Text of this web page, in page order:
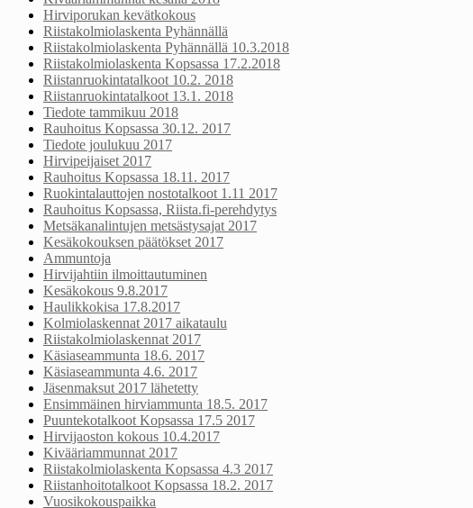
Hirviporukan kevätkokous
Riistakolmiolaskenta Pyhännällä
Riistakolmiolaskenta Pyhännällä 10.3.2018
Riistakolmiolaskenta Kopsassa 17.2.2018
Riistanruokintatalkoot 10.2. 2018
Riistanruokintatalkoot 13.1. 2018
Tiedote tammikuu 2018
Rauhoitus Kopsassa 30.12. 2017
Tiedote joulukuu 2017
Hirvipeijaiset 2017
Rauhoitus Kopsassa 18.11. 2017
Ruokintalauttojen nostotalkoot 1.11 2017
Rauhoitus Kopsassa, Riista.fi-perehdytys
Metsäkanalintujen metsästysajat 2017
Kesäkokouksen päätökset 2017
Ammuntoja
Hirvijahtiin ilmoittautuminen
Kesäkokous 9.8.2017
Haulikkokisa 17.8.2017
Kolmiolaskennat 2017 aikataulu
Riistakolmiolaskennat 2017
Käsiaseammunta 18.6. 2017
Käsiaseammunta 4.6. 2017
Jäsenmaksut 2017 lähetetty
Ensimmäinen hirviammunta 18.5. 2017
Puuntekotalkoot Kopsassa 17.5 2017
Hirvijaoston kokous 10.4.2017
Kivääriammunnat 2017
Riistakolmiolaskenta Kopsassa 4.3 2017
Riistanhoitotalkoot Kopsassa 18.2. 2017
Vuosikokouspaikka